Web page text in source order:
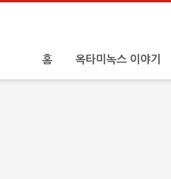
홈 옥타미녹스 이야기